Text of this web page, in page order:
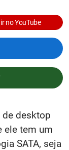
no YouTube
de desktop
ele tem um
SATA, seja